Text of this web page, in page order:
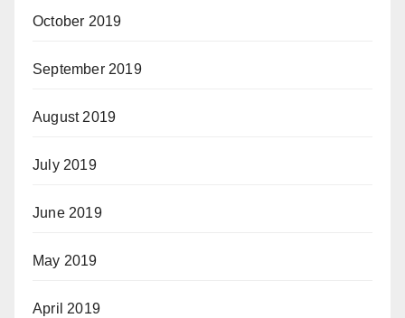
October 2019
September 2019
August 2019
July 2019
June 2019
May 2019
April 2019